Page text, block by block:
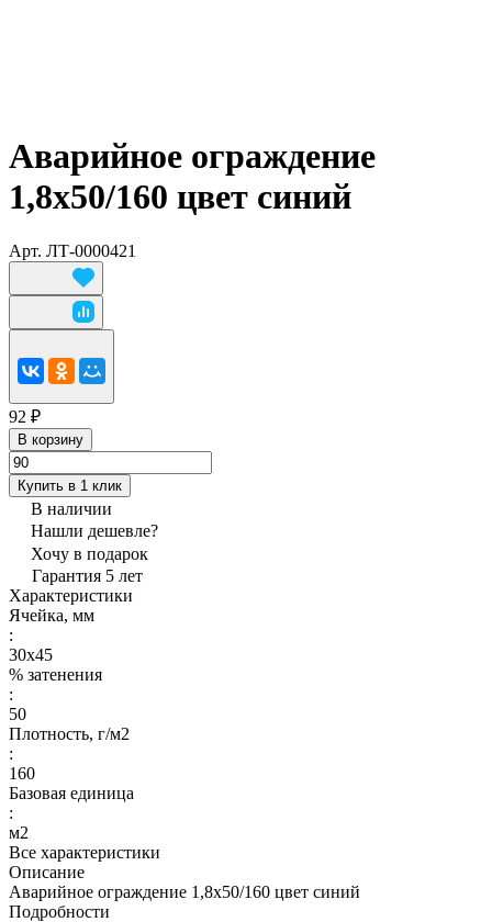
Аварийное ограждение
1,8х50/160 цвет синий
Арт. ЛТ-0000421
92 ₽
В корзину
Купить в 1 клик
В наличии
Нашли дешевле?
Хочу в подарок
Гарантия 5 лет
Характеристики
Ячейка, мм
:
30х45
% затенения
:
50
Плотность, г/м2
:
160
Базовая единица
:
м2
Все характеристики
Описание
Аварийное ограждение 1,8х50/160 цвет синий
Подробности